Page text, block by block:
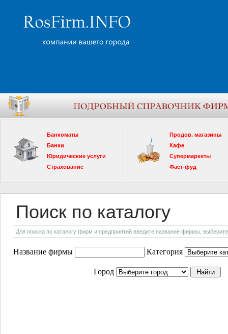
Банкоматы
Банки
Юридические услуги
Страхование
Продов. магазины
Кафе
Супермаркеты
Фаст-фуд
Поиск по каталогу
Для поиска по каталогу фирм и предприятий введите название фирмы, выберите
Название фирмы Категория
Город